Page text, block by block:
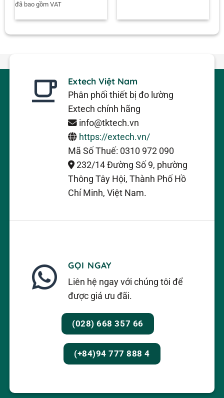
đã bao gồm VAT
Extech Việt Nam
Phân phối thiết bị đo lường
Extech chính hãng
info@tktech.vn
https://extech.vn/
Mã Số Thuế: 0310 972 090
232/14 Đường Số 9, phường
Thông Tây Hội, Thành Phố Hồ
Chí Minh, Việt Nam.
GỌI NGAY
Liên hệ ngay với chúng tôi để
được giá ưu đãi.
(028) 668 357 66
(+84)94 777 888 4